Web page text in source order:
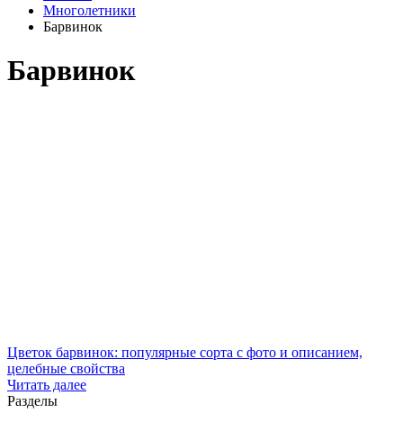
Многолетники
Барвинок
Барвинок
Цветок барвинок: популярные сорта с фото и описанием,
целебные свойства
Читать далее
Разделы